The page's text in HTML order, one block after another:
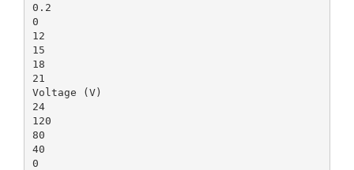
0.2
0
12
15
18
21
Voltage (V)
24
120
80
40
0